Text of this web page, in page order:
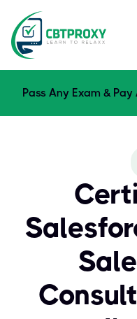
Pass Any Exam & Pay